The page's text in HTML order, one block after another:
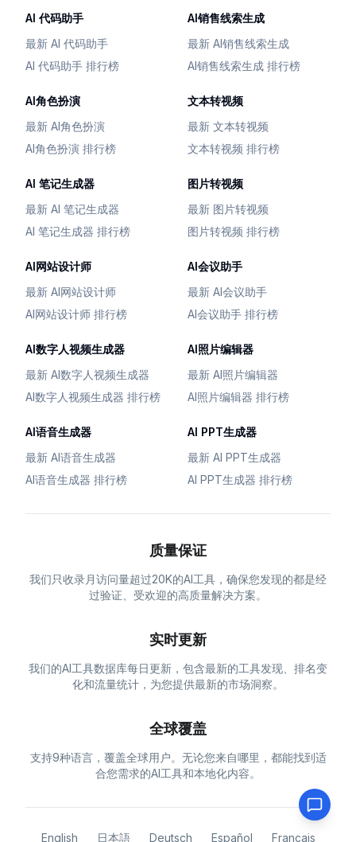
AI 代码助手
最新 AI 代码助手
AI 代码助手 排行榜
AI销售线索生成
最新 AI销售线索生成
AI销售线索生成 排行榜
AI角色扮演
最新 AI角色扮演
AI角色扮演 排行榜
文本转视频
最新 文本转视频
文本转视频 排行榜
AI 笔记生成器
最新 AI 笔记生成器
AI 笔记生成器 排行榜
图片转视频
最新 图片转视频
图片转视频 排行榜
AI网站设计师
最新 AI网站设计师
AI网站设计师 排行榜
AI会议助手
最新 AI会议助手
AI会议助手 排行榜
AI数字人视频生成器
最新 AI数字人视频生成器
AI数字人视频生成器 排行榜
AI照片编辑器
最新 AI照片编辑器
AI照片编辑器 排行榜
AI语音生成器
最新 AI语音生成器
AI语音生成器 排行榜
AI PPT生成器
最新 AI PPT生成器
AI PPT生成器 排行榜
质量保证
我们只收录月访问量超过20K的AI工具，确保您发现的都是经
过验证、受欢迎的高质量解决方案。
实时更新
我们的AI工具数据库每日更新，包含最新的工具发现、排名变
化和流量统计，为您提供最新的市场洞察。
全球覆盖
支持9种语言，覆盖全球用户。无论您来自哪里，都能找到适
合您需求的AI工具和本地化内容。
English 日本語 Deutsch Español Français